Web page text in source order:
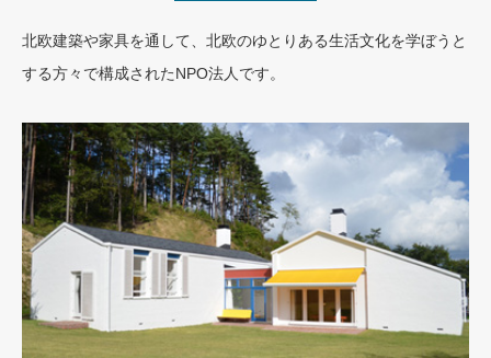
北欧建築や家具を通して、北欧のゆとりある生活文化を学ぼうと
する方々で構成されたNPO法人です。